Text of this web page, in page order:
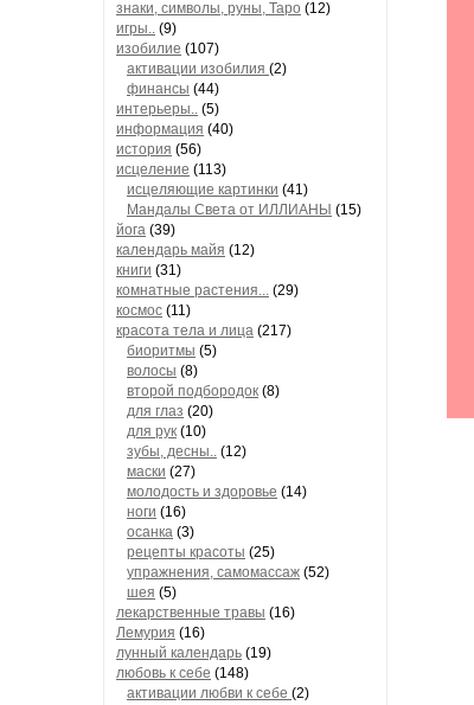
знаки, символы, руны, Таро (12)
игры.. (9)
изобилие (107)
активации изобилия (2)
финансы (44)
интерьеры.. (5)
информация (40)
история (56)
исцеление (113)
исцеляющие картинки (41)
Мандалы Света от ИЛЛИАНЫ (15)
йога (39)
календарь майя (12)
книги (31)
комнатные растения... (29)
космос (11)
красота тела и лица (217)
биоритмы (5)
волосы (8)
второй подбородок (8)
для глаз (20)
для рук (10)
зубы, десны.. (12)
маски (27)
молодость и здоровье (14)
ноги (16)
осанка (3)
рецепты красоты (25)
упражнения, самомассаж (52)
шея (5)
лекарственные травы (16)
Лемурия (16)
лунный календарь (19)
любовь к себе (148)
активации любви к себе (2)